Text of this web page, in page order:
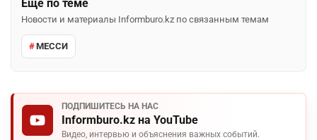
Ещё по теме
Новости и материалы Informburo.kz по связанным темам
МЕССИ
ПОДПИШИТЕСЬ НА НАС
Informburo.kz на YouTube
Видео, интервью и объяснения важных событий.